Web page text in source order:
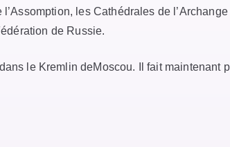
les Cathédrales de l’Archange
de Russie.
le Kremlin deMoscou. Il fait maintenant